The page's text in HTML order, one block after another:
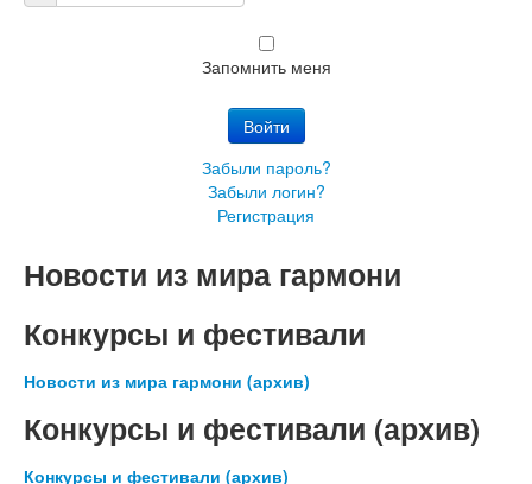
Пароль:
Запомнить меня
Войти
Забыли пароль?
Забыли логин?
Регистрация
Новости из мира гармони
Конкурсы и фестивали
Новости из мира гармони (архив)
Конкурсы и фестивали (архив)
Конкурсы и фестивали (архив)